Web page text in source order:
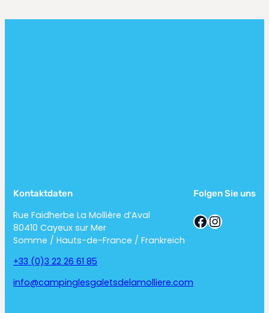
Kontaktdaten
Rue Faidherbe La Mollière d’Aval
80410 Cayeux sur Mer
Somme / Hauts-de-France / Frankreich
+33 (0)3 22 26 61 85
info@campinglesgaletsdelamolliere.com
Folgen Sie uns
Facebook Instagram